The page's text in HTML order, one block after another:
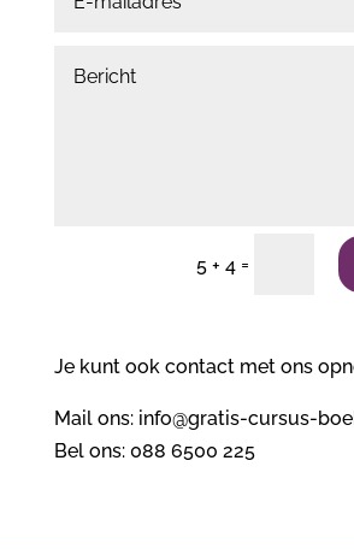
5 + 4 =
Je kunt ook contact met ons
Mail ons: info@gratis-cursus-
Bel ons: 088 6500 225